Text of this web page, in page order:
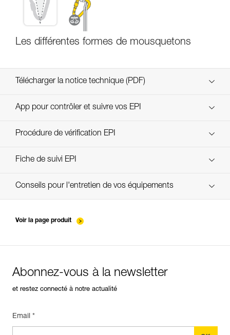
Les différentes formes de mousquetons
Télécharger la notice technique (PDF)
Technical Notice
App pour contrôler et suivre vos EPI
découvrez ePPEcentre
Procédure de vérification EPI
verif EPI-CONNECTEURS-procedure-FR
Fiche de suivi EPI
verif EPI-suivi-connecteur-FR
Conseils pour l'entretien de vos équipements
Voir la page produit
Abonnez-vous à la newsletter
et restez connecté à notre actualité
Email *